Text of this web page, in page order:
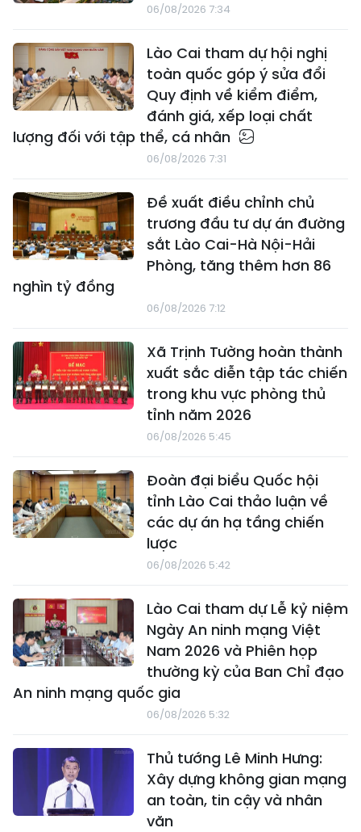
06/08/2026 7:34
Lào Cai tham dự hội nghị
toàn quốc góp ý sửa đổi
Quy định về kiểm điểm,
đánh giá, xếp loại chất
lượng đối với tập thể, cá nhân
06/08/2026 7:31
Đề xuất điều chỉnh chủ
trương đầu tư dự án đường
sắt Lào Cai-Hà Nội-Hải
Phòng, tăng thêm hơn 86
nghìn tỷ đồng
06/08/2026 7:12
Xã Trịnh Tường hoàn thành
xuất sắc diễn tập tác chiến
trong khu vực phòng thủ
tỉnh năm 2026
06/08/2026 5:45
Đoàn đại biểu Quốc hội
tỉnh Lào Cai thảo luận về
các dự án hạ tầng chiến
lược
06/08/2026 5:42
Lào Cai tham dự Lễ kỷ niệm
Ngày An ninh mạng Việt
Nam 2026 và Phiên họp
thường kỳ của Ban Chỉ đạo
An ninh mạng quốc gia
06/08/2026 5:32
Thủ tướng Lê Minh Hưng:
Xây dựng không gian mạng
an toàn, tin cậy và nhân
văn